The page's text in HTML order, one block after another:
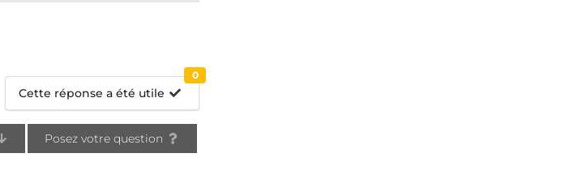
Cette réponse a été utile
0
Posez votre question